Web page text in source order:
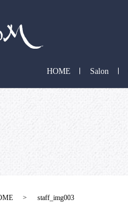
HOME Salon
staff_img003